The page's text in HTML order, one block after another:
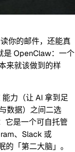
你的邮件，还能真
是 OpenClaw：一个
来就该做到的样
能力 （让 AI 拿到足
数据）之间二选
它是一个可自托管
、Slack 或
「第二大脑」。